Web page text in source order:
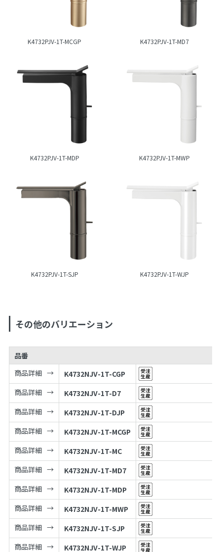
K4732PJV-1T-MCGP K4732PJV-1T-MD7
K4732PJV-1T-MDP K4732PJV-1T-MWP
K4732PJV-1T-SJP K4732PJV-1T-WJP
その他のバリエーション
品番
商品詳細
K4732NJV-1T-CGP
商品詳細
K4732NJV-1T-D7
商品詳細
K4732NJV-1T-DJP
商品詳細
K4732NJV-1T-MCGP
商品詳細
K4732NJV-1T-MC
商品詳細
K4732NJV-1T-MD7
商品詳細
K4732NJV-1T-MDP
商品詳細
K4732NJV-1T-MWP
商品詳細
K4732NJV-1T-SJP
商品詳細
K4732NJV-1T-WJP